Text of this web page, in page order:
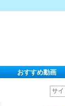
おすすめ動画